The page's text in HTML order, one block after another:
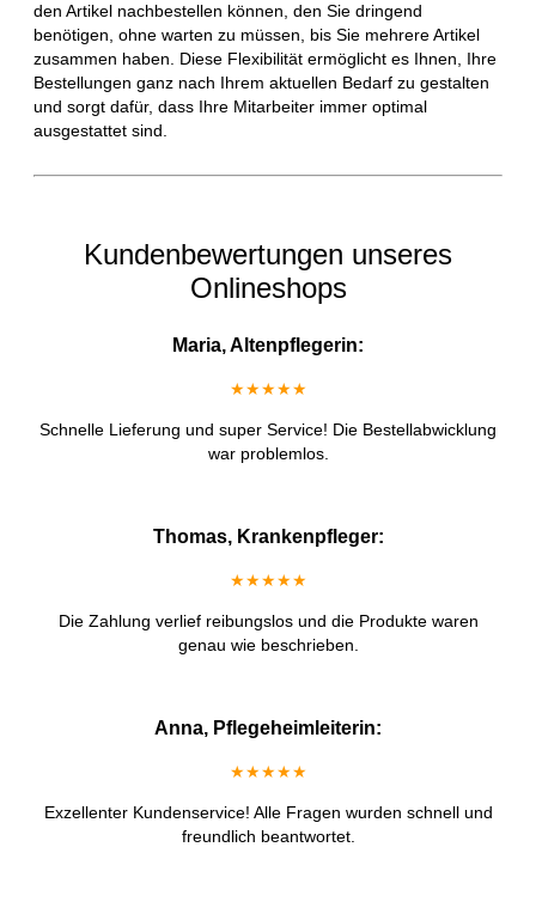
den Artikel nachbestellen können, den Sie dringend
benötigen, ohne warten zu müssen, bis Sie mehrere Artikel
zusammen haben. Diese Flexibilität ermöglicht es Ihnen, Ihre
Bestellungen ganz nach Ihrem aktuellen Bedarf zu gestalten
und sorgt dafür, dass Ihre Mitarbeiter immer optimal
ausgestattet sind.
Kundenbewertungen unseres
Onlineshops
Maria, Altenpflegerin:
★★★★★
Schnelle Lieferung und super Service! Die Bestellabwicklung
war problemlos.
Thomas, Krankenpfleger:
★★★★★
Die Zahlung verlief reibungslos und die Produkte waren
genau wie beschrieben.
Anna, Pflegeheimleiterin:
★★★★★
Exzellenter Kundenservice! Alle Fragen wurden schnell und
freundlich beantwortet.